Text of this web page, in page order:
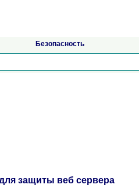
Безопасность
защиты веб сервера